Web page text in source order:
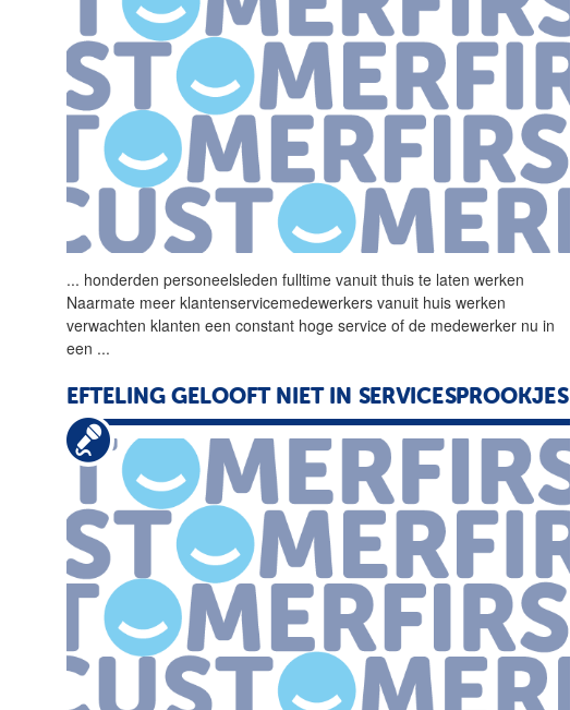
... honderden personeelsledenfulltime vanuit thuis te laten werken
Naarmate meer klantenservicemedewerkers vanuit huis werken
verwachten klanten een constant hoge service of de medewerker nu in
een ...
EFTELING GELOOFT NIET IN SERVICESPROOKJES